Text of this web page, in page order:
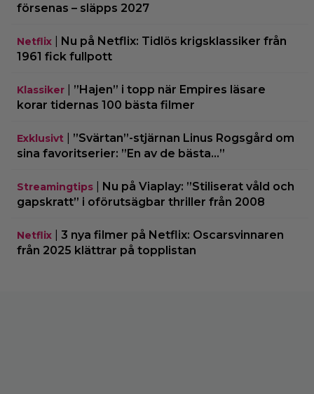
försenas – släpps 2027
Netflix
Nu på Netflix: Tidlös krigsklassiker från
1961 fick fullpott
Klassiker
”Hajen” i topp när Empires läsare
korar tidernas 100 bästa filmer
Exklusivt
”Svärtan”-stjärnan Linus Rogsgård om
sina favoritserier: ”En av de bästa…”
Streamingtips
Nu på Viaplay: ”Stiliserat våld och
gapskratt” i oförutsägbar thriller från 2008
Netflix
3 nya filmer på Netflix: Oscarsvinnaren
från 2025 klättrar på topplistan